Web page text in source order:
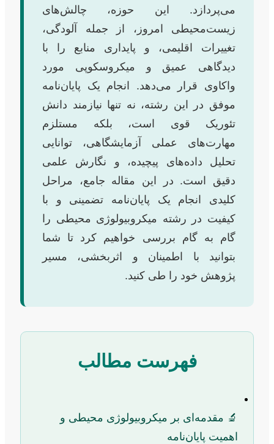
می‌پردازد. این حوزه، چالش‌های
زیست‌محیطی امروز، از جمله آلودگی،
تغییرات اقلیمی، و پایداری منابع را با
دیدگاهی عمیق و میکروسکوپی مورد
واکاوی قرار می‌دهد. انجام یک پایان‌نامه
موفق در این رشته، نه تنها نیازمند دانش
تئوریک قوی است، بلکه مستلزم
مهارت‌های عملی آزمایشگاهی، توانایی
تحلیل داده‌های پیچیده، و نگارش علمی
دقیق است. در این مقاله جامع، مراحل
کلیدی انجام یک پایان‌نامه تضمینی و با
کیفیت در رشته میکروبیولوژی محیطی را
گام به گام بررسی خواهیم کرد تا شما
بتوانید با اطمینان و اثربخشی، مسیر
پژوهش خود را طی کنید.
فهرست مطالب
🔬 مقدمه‌ای بر میکروبیولوژی محیطی و
اهمیت پایان‌نامه